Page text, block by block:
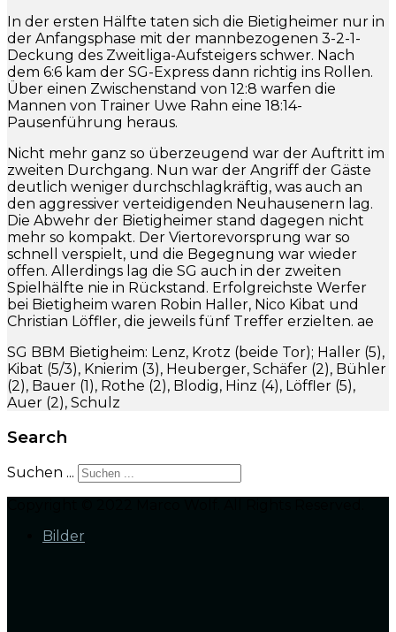
In der ersten Hälfte taten sich die Bietigheimer nur in
der Anfangsphase mit der mannbezogenen 3-2-1-
Deckung des Zweitliga-Aufsteigers schwer. Nach
dem 6:6 kam der SG-Express dann richtig ins Rollen.
Über einen Zwischenstand von 12:8 warfen die
Mannen von Trainer Uwe Rahn eine 18:14-
Pausenführung heraus.
Nicht mehr ganz so überzeugend war der Auftritt im
zweiten Durchgang. Nun war der Angriff der Gäste
deutlich weniger durchschlagkräftig, was auch an
den aggressiver verteidigenden Neuhausenern lag.
Die Abwehr der Bietigheimer stand dagegen nicht
mehr so kompakt. Der Viertorevorsprung war so
schnell verspielt, und die Begegnung war wieder
offen. Allerdings lag die SG auch in der zweiten
Spielhälfte nie in Rückstand. Erfolgreichste Werfer
bei Bietigheim waren Robin Haller, Nico Kibat und
Christian Löffler, die jeweils fünf Treffer erzielten. ae
SG BBM Bietigheim: Lenz, Krotz (beide Tor); Haller (5),
Kibat (5/3), Knierim (3), Heuberger, Schäfer (2), Bühler
(2), Bauer (1), Rothe (2), Blodig, Hinz (4), Löffler (5),
Auer (2), Schulz
Search
Suchen ...
Bilder